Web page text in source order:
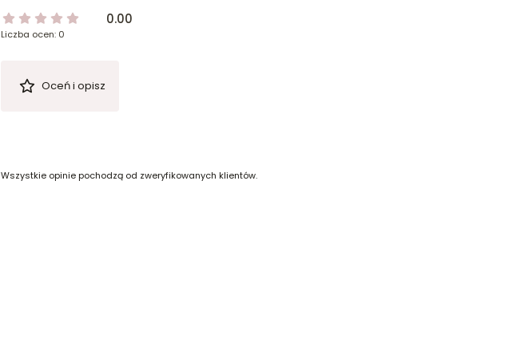
0.00
Liczba ocen: 0
Oceń i opisz
Wszystkie opinie pochodzą od zweryfikowanych klientów.